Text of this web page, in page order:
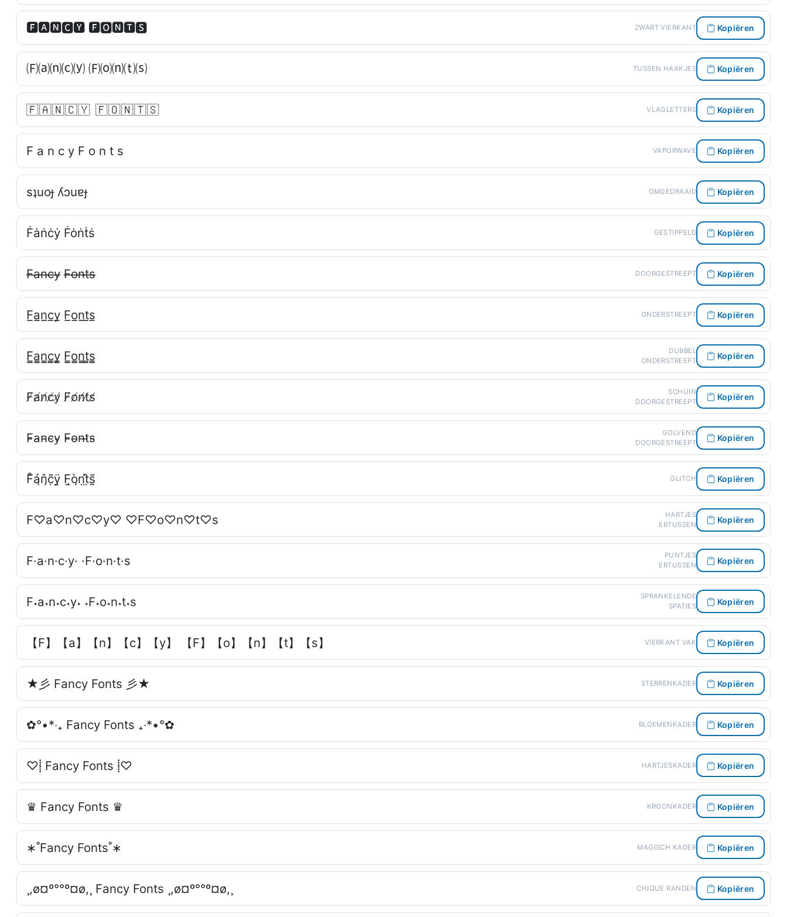
🅵🅰🅽🅲🆈 🅵🅾🅽🆃🆂 ZWART VIERKANT Kopiëren
🄕⒜⒩⒞⒴ 🄕⒪⒩⒯⒮ TUSSEN HAAKJES Kopiëren
🇫 🇦 🇳 🇨 🇾 🇫 🇴 🇳 🇹 🇸 VLAGLETTERS Kopiëren
F a n c y F o n t s VAPORWAVE Kopiëren
sʇuoɟ ʎɔuɐɟ OMGEDRAAID Kopiëren
Ḟȧṅċẏ Ḟȯṅṫṡ GESTIPPELD Kopiëren
F̶a̶n̶c̶y̶ F̶o̶n̶t̶s̶ DOORGESTREEPT Kopiëren
F̲a̲n̲c̲y̲ F̲o̲n̲t̲s̲ ONDERSTREEPT Kopiëren
F̳a̳n̳c̳y̳ F̳o̳n̳t̳s̳
DUBBEL
ONDERSTREEPT
Kopiëren
F̸a̸n̸c̸y̸ F̸o̸n̸t̸s̸
SCHUIN
DOORGESTREEPT
Kopiëren
F̴a̴n̴c̴y̴ F̴o̴n̴t̴s̴
GOLVEND
DOORGESTREEPT
Kopiëren
F̀̊á̖n̗̂c̣̃ÿ̤ F̖̱ò̗ṇ́t̤̂s̰̃ GLITCH Kopiëren
F♡a♡n♡c♡y♡ ♡F♡o♡n♡t♡s
HARTJES
ERTUSSEN
Kopiëren
F·a·n·c·y· ·F·o·n·t·s
PUNTJES
ERTUSSEN
Kopiëren
F˖a˖n˖c˖y˖ ˖F˖o˖n˖t˖s
SPRANKELENDE
SPATIES
Kopiëren
【F】【a】【n】【c】【y】 【F】【o】【n】【t】【s】 VIERKANT VAK Kopiëren
★彡 Fancy Fonts 彡★ STERRENKADER Kopiëren
✿°•*‧₊ Fancy Fonts ₊‧*•°✿ BLOEMENKADER Kopiëren
♡⸽ Fancy Fonts ⸽♡ HARTJESKADER Kopiëren
♛ Fancy Fonts ♛ KROONKADER Kopiëren
∗˚Fancy Fonts˚∗ MAGISCH KADER Kopiëren
¸,ø¤º°°º¤ø,¸ Fancy Fonts ¸,ø¤º°°º¤ø,¸ CHIQUE RANDEN Kopiëren